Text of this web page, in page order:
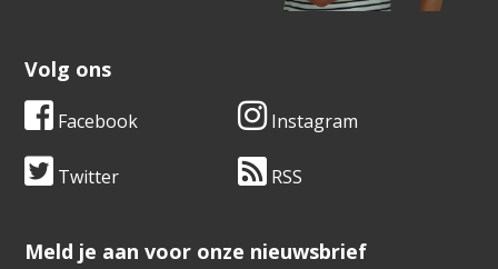
Volg ons
Facebook Instagram
Twitter RSS
​​​​​​​Meld je aan voor onze nieuwsbrief